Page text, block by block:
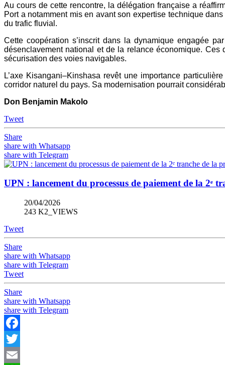
Au cours de cette rencontre, la délégation française a
Port a notamment mis en avant son expertise technique
du trafic fluvial.
Cette coopération s’inscrit dans la dynamique engagée
désenclavement national et de la relance économique.
sécurisation des voies navigables.
L’axe Kisangani–Kinshasa revêt une importance
corridor naturel du pays. Sa modernisation pourrait
Don Benjamin Makolo
Tweet
Share
share with Whatsapp
share with Telegram
UPN : lancement du processus de paiement de la 2ᵉ
20/04/2026
243 K2_VIEWS
Tweet
Share
share with Whatsapp
share with Telegram
Tweet
Share
share with Whatsapp
share with Telegram
Facebook
Twitter